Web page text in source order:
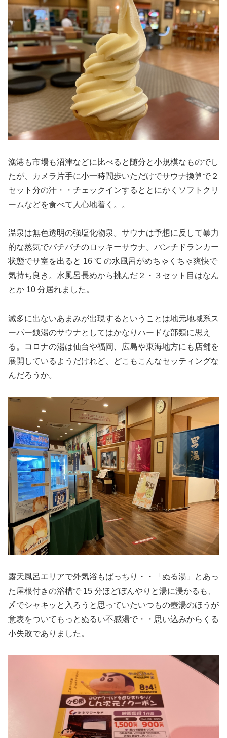
漁港も市場も沼津などに比べると随分と小規模なものでし
たが、カメラ片手に小一時間歩いただけでサウナ換算で２
セット分の汗・・チェックインするととにかくソフトクリ
ームなどを食べて人心地着く。。
温泉は無色透明の強塩化物泉。サウナは予想に反して暴力
的な蒸気でバチバチのロッキーサウナ。パンチドランカー
状態でサ室を出ると 16 ℃ の水風呂がめちゃくちゃ爽快で
気持ち良き。水風呂長めから挑んだ２・３セット目はなん
とか 10 分居れました。
滅多に出ないあまみが出現するということは地元地域系ス
ーパー銭湯のサウナとしてはかなりハードな部類に思え
る。コロナの湯は仙台や福岡、広島や東海地方にも店舗を
展開しているようだけれど、どこもこんなセッティングな
んだろうか。
露天風呂エリアで外気浴もばっちり・・「ぬる湯」とあっ
た屋根付きの浴槽で 15 分ほどぼんやりと湯に浸かるも、
〆でシャキッと入ろうと思っていたいつもの壺湯のほうが
意表をついてもっとぬるい不感湯で・・思い込みからくる
小失敗でありました。